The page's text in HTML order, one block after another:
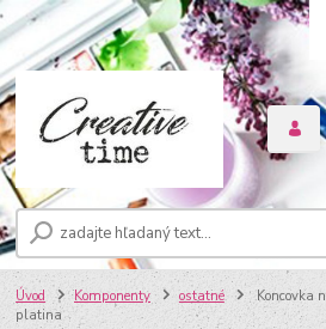
Úvod Komponenty ostatné
Koncovka
platina